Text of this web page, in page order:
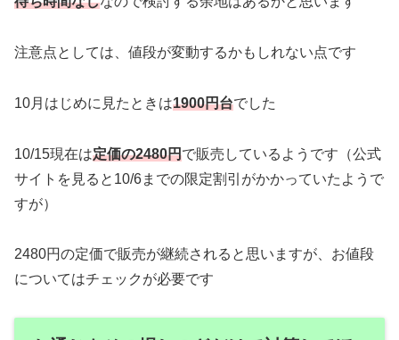
注意点としては、値段が変動するかもしれない点です
10月はじめに見たときは1900円台でした
10/15現在は定価の2480円で販売しているようです（公式
サイトを見ると10/6までの限定割引がかかっていたようで
すが）
2480円の定価で販売が継続されると思いますが、お値段
についてはチェックが必要です